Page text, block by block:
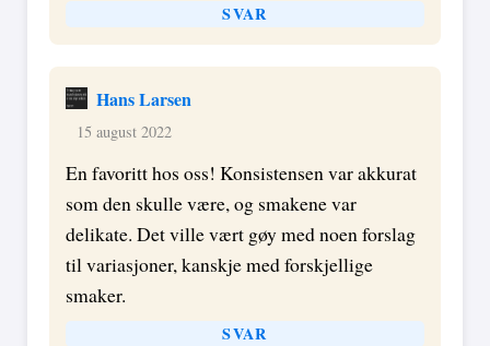
SVAR
Hans Larsen
15 august 2022
En favoritt hos oss! Konsistensen var akkurat
som den skulle være, og smakene var
delikate. Det ville vært gøy med noen forslag
til variasjoner, kanskje med forskjellige
smaker.
SVAR